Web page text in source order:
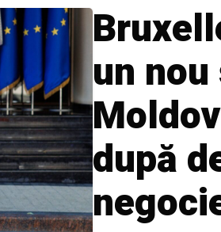
un
după